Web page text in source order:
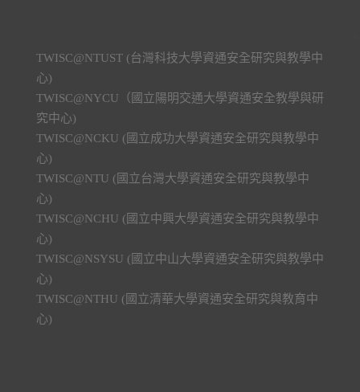
TWISC@NTUST (台灣科技大學資通安全研究與教學中
心)
TWISC@NYCU（國立陽明交通大學資通安全教學與研
究中心)
TWISC@NCKU (國立成功大學資通安全研究與教學中
心)
TWISC@NTU (國立台灣大學資通安全研究與教學中
心)
TWISC@NCHU (國立中興大學資通安全研究與教學中
心)
TWISC@NSYSU (國立中山大學資通安全研究與教學中
心)
TWISC@NTHU (國立清華大學資通安全研究與教育中
心)